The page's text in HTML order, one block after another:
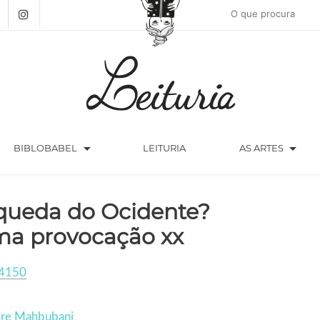
BIBLOBABEL arrow_drop_down LEITURIA AS ARTES arrow_drop_down
do Ocidente?
provocação xx
Mahbubani